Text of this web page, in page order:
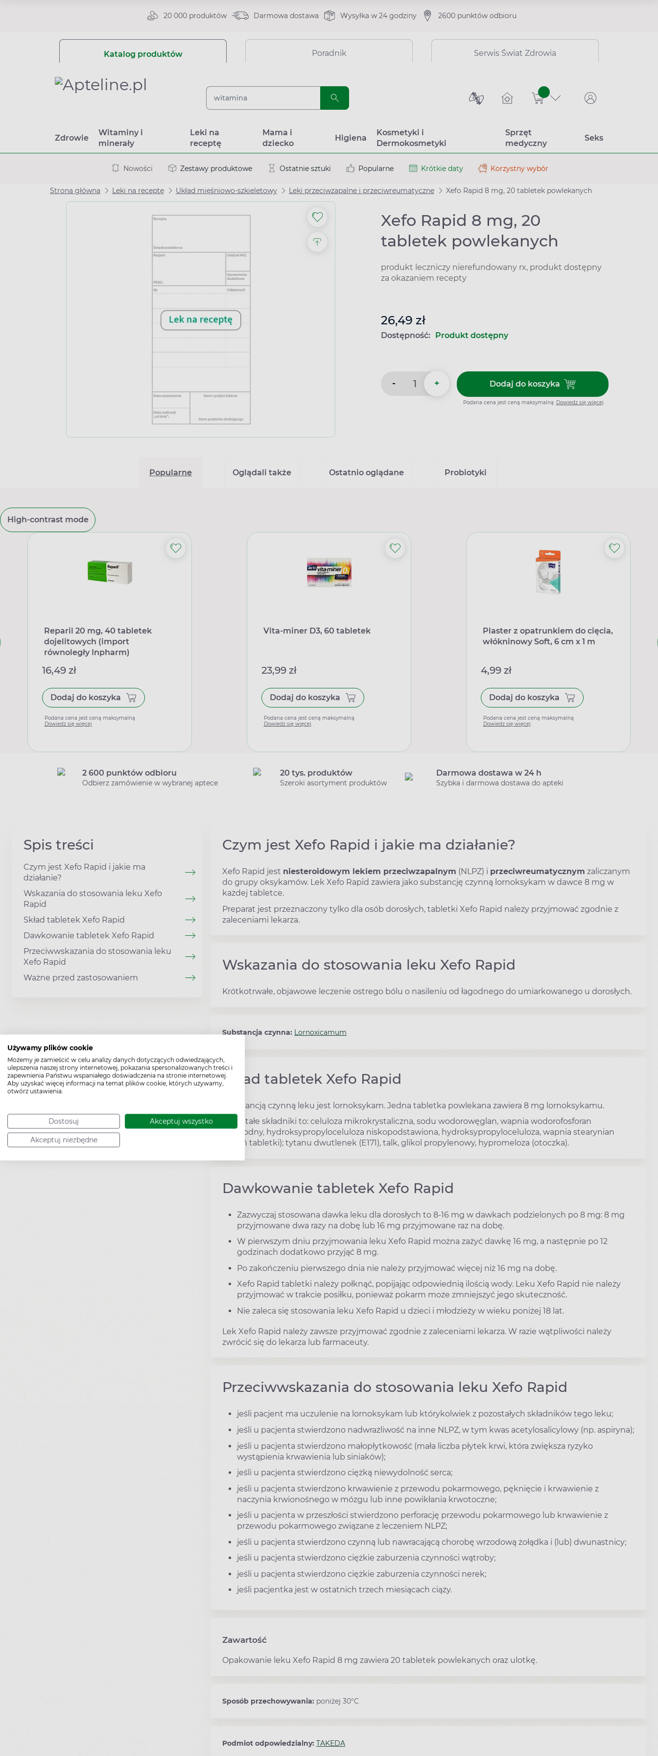
Używamy plików cookie
Możemy je zamieścić w celu analizy danych dotyczących odwiedzających,
ulepszenia naszej strony internetowej, pokazania spersonalizowanych treści i
zapewnienia Państwu wspaniałego doświadczenia na stronie internetowej.
Aby uzyskać więcej informacji na temat plików cookie, których używamy,
otwórz ustawienia.
Dostosuj Akceptuj wszystko
Akceptuj niezbędne
20 000 produktów Darmowa dostawa Wysyłka w 24 godziny 2600 punktów odbioru
Katalog produktów Poradnik Serwis Świat Zdrowia
sztuk
Zdrowie
Witaminy i
minerały
Leki na
receptę
Mama i
dziecko
Higiena
Kosmetyki i
Dermokosmetyki
Sprzęt
medyczny
Seks
Nowości Zestawy produktowe Ostatnie sztuki Popularne Krótkie daty Korzystny wybór
Strona główna Leki na receptę Układ mięśniowo-szkieletowy Leki przeciwzapalne i przeciwreumatyczne Xefo Rapid 8 mg, 20 tabletek powlekanych
Xefo Rapid 8 mg, 20
tabletek powlekanych
produkt leczniczy nierefundowany rx, produkt dostępny
za okazaniem recepty
26,49 zł
Dostępność: Produkt dostępny
- + Dodaj do koszykaDodaj do koszyka Xefo Rapid
Podana cena jest ceną maksymalną. Dowiedz się więcej
Popularne Oglądali także Ostatnio oglądane Probiotyki
High-contrast mode
Reparil 20 mg, 40 tabletek
dojelitowych (import
równoległy Inpharm)
16,49 zł
Dodaj do koszyka
Podana cena jest ceną maksymalną
Dowiedz się więcej
Vita-miner D3, 60 tabletek
23,99 zł
Dodaj do koszyka
Podana cena jest ceną maksymalną
Dowiedz się więcej
Plaster z opatrunkiem do cięcia,
włókninowy Soft, 6 cm x 1 m
4,99 zł
Dodaj do koszyka
Podana cena jest ceną maksymalną
Dowiedz się więcej
2 600 punktów odbioru
Odbierz zamówienie w wybranej aptece
20 tys. produktów
Szeroki asortyment produktów
Darmowa dostawa w 24 h
Szybka i darmowa dostawa do apteki
Spis treści
Czym jest Xefo Rapid i jakie ma
działanie?
Wskazania do stosowania leku Xefo
Rapid
Skład tabletek Xefo Rapid
Dawkowanie tabletek Xefo Rapid
Przeciwwskazania do stosowania leku
Xefo Rapid
Ważne przed zastosowaniem
Czym jest Xefo Rapid i jakie ma działanie?
Xefo Rapid jest niesteroidowym lekiem przeciwzapalnym (NLPZ) i przeciwreumatycznym zaliczanym
do grupy oksykamów. Lek Xefo Rapid zawiera jako substancję czynną lornoksykam w dawce 8 mg w
każdej tabletce.
Preparat jest przeznaczony tylko dla osób dorosłych, tabletki Xefo Rapid należy przyjmować zgodnie z
zaleceniami lekarza.
Wskazania do stosowania leku Xefo Rapid
Krótkotrwałe, objawowe leczenie ostrego bólu o nasileniu od łagodnego do umiarkowanego u dorosłych.
Substancja czynna: Lornoxicamum
Skład tabletek Xefo Rapid
Substancją czynną leku jest lornoksykam. Jedna tabletka powlekana zawiera 8 mg lornoksykamu.
Pozostałe składniki to: celuloza mikrokrystaliczna, sodu wodorowęglan, wapnia wodorofosforan
bezwodny, hydroksypropyloceluloza niskopodstawiona, hydroksypropyloceluloza, wapnia stearynian
(rdzeń tabletki); tytanu dwutlenek (E171), talk, glikol propylenowy, hypromeloza (otoczka).
Dawkowanie tabletek Xefo Rapid
Zazwyczaj stosowana dawka leku dla dorosłych to 8-16 mg w dawkach podzielonych po 8 mg: 8 mg
przyjmowane dwa razy na dobę lub 16 mg przyjmowane raz na dobę.
W pierwszym dniu przyjmowania leku Xefo Rapid można zażyć dawkę 16 mg, a następnie po 12
godzinach dodatkowo przyjąć 8 mg.
Po zakończeniu pierwszego dnia nie należy przyjmować więcej niż 16 mg na dobę.
Xefo Rapid tabletki należy połknąć, popijając odpowiednią ilością wody. Leku Xefo Rapid nie należy
przyjmować w trakcie posiłku, ponieważ pokarm może zmniejszyć jego skuteczność.
Nie zaleca się stosowania leku Xefo Rapid u dzieci i młodzieży w wieku poniżej 18 lat.
Lek Xefo Rapid należy zawsze przyjmować zgodnie z zaleceniami lekarza. W razie wątpliwości należy
zwrócić się do lekarza lub farmaceuty.
Przeciwwskazania do stosowania leku Xefo Rapid
jeśli pacjent ma uczulenie na lornoksykam lub którykolwiek z pozostałych składników tego leku;
jeśli u pacjenta stwierdzono nadwrażliwość na inne NLPZ, w tym kwas acetylosalicylowy (np. aspiryna);
jeśli u pacjenta stwierdzono małopłytkowość (mała liczba płytek krwi, która zwiększa ryzyko
wystąpienia krwawienia lub siniaków);
jeśli u pacjenta stwierdzono ciężką niewydolność serca;
jeśli u pacjenta stwierdzono krwawienie z przewodu pokarmowego, pęknięcie i krwawienie z
naczynia krwionośnego w mózgu lub inne powikłania krwotoczne;
jeśli u pacjenta w przeszłości stwierdzono perforację przewodu pokarmowego lub krwawienie z
przewodu pokarmowego związane z leczeniem NLPZ;
jeśli u pacjenta stwierdzono czynną lub nawracającą chorobę wrzodową żołądka i (lub) dwunastnicy;
jeśli u pacjenta stwierdzono ciężkie zaburzenia czynności wątroby;
jeśli u pacjenta stwierdzono ciężkie zaburzenia czynności nerek;
jeśli pacjentka jest w ostatnich trzech miesiącach ciąży.
Zawartość
Opakowanie leku Xefo Rapid 8 mg zawiera 20 tabletek powlekanych oraz ulotkę.
Sposób przechowywania: poniżej 30°C
Podmiot odpowiedzialny: TAKEDA